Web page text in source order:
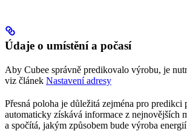
Údaje o umístění a počasí
Aby Cubee správně predikovalo výrobu, je
viz článek Nastavení adresy
Přesná poloha je důležitá zejména pro predikci
automaticky získává informace z nejnovějších
a spočítá, jakým způsobem bude výroba